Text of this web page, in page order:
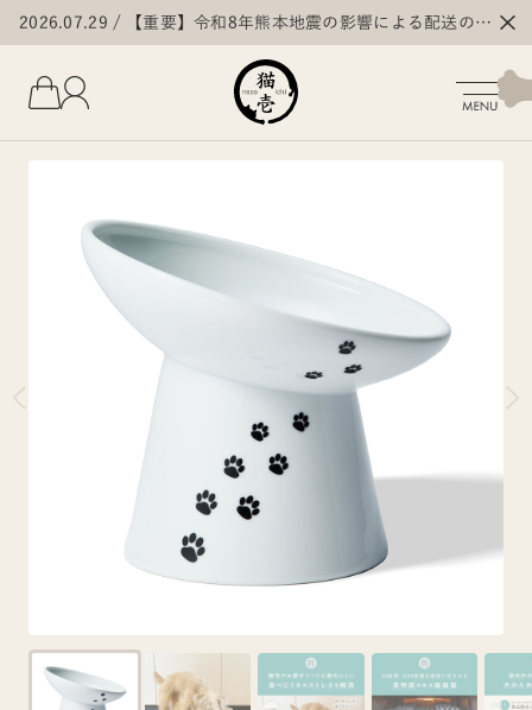
2026.07.29
【重要】令和8年熊本地震の影響による配送の遅
延・停止について